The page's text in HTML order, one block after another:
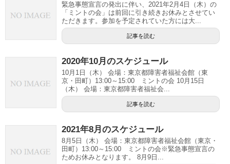
緊急事態宣言の発出に伴い、2021年2月4日（木）の
「ミントの会」は前回に引き続きお休みとさせてい
ただきます。参加を予定されていた方には大...
記事を読む
2020年10月のスケジュール
10月1日（木） 会場：東京都障害者福祉会館（東
京・田町）13:00～15:00 ミントの会 10月15日
（木） 会場：東京都障害者福祉会...
記事を読む
2021年8月のスケジュール
8月5日（木） 会場：東京都障害者福祉会館（東京・
田町）13:00～15:00 ミントの会※緊急事態宣言の
ためお休みとなります。 8月9日...